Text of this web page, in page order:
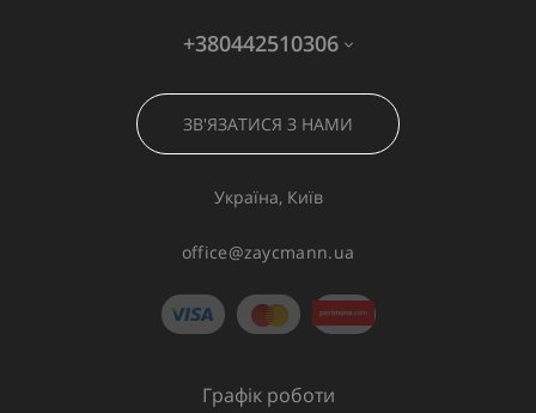
+380442510306
ЗВ'ЯЗАТИСЯ З НАМИ
Україна, Київ
office@zaycmann.ua
Графік роботи